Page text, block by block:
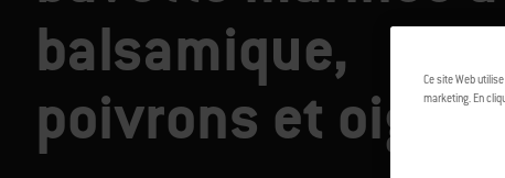
balsamique,
poivrons et
Ce site Web
marketing. En